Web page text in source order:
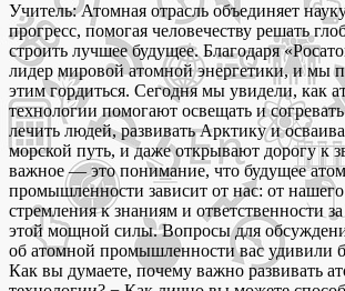
Учитель: Атомная отрасль объединяет
прогресс, помогая человечеству решать
строить лучшее будущее. Благодаря
лидер мировой атомной энергетики, и мы
этим гордиться. Сегодня мы увидели, как
технологии помогают освещать и
лечить людей, развивать Арктику и
морской путь, и даже открывают дорогу к
важное — это понимание, что будущее
промышленности зависит от нас: от нашего
стремления к знаниям и ответственности
этой мощной силы. Вопросы для
об атомной промышленности вас удивили
Как вы думаете, почему важно развивать